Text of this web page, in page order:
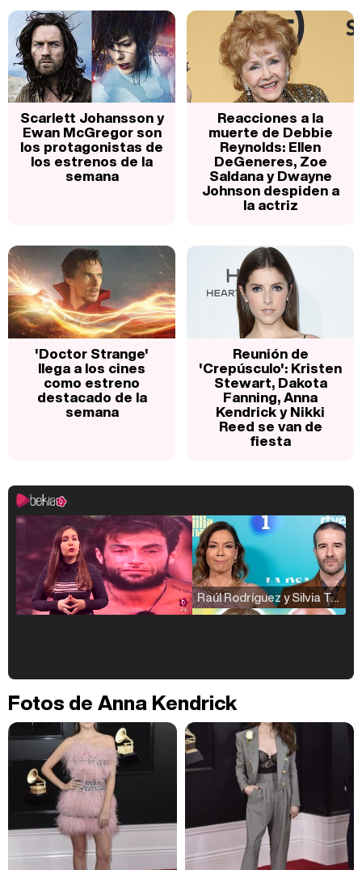
Scarlett Johansson y
Ewan McGregor son
los protagonistas de
los estrenos de la
semana
Reacciones a la
muerte de Debbie
Reynolds: Ellen
DeGeneres, Zoe
Saldana y Dwayne
Johnson despiden a
la actriz
'Doctor Strange'
llega a los cines
como estreno
destacado de la
semana
Reunión de
'Crepúsculo': Kristen
Stewart, Dakota
Fanning, Anna
Kendrick y Nikki
Reed se van de
fiesta
Raúl Rodríguez y Silvia Taulés nos cuentan su papel en 'La familia de la tele'
Fotos de Anna Kendrick